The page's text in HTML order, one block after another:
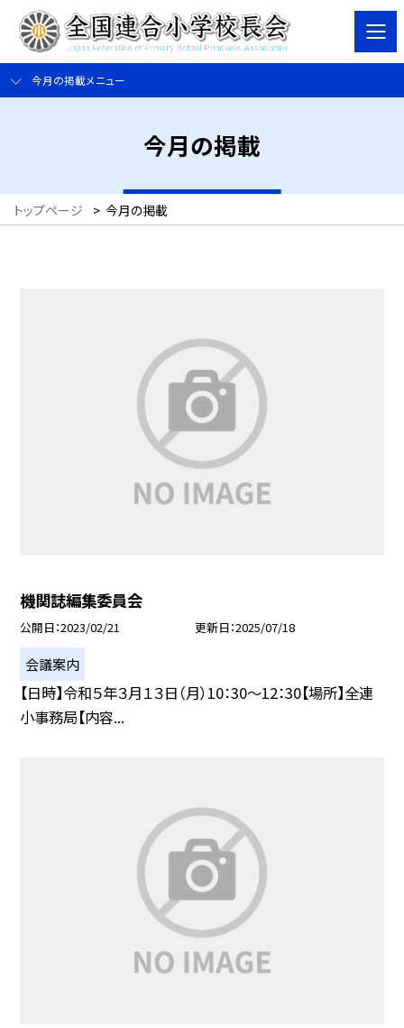
今月の掲載メニュー
今月の掲載
トップページ > 今月の掲載
機関誌編集委員会
公開日 2023/02/21 更新日 2025/07/18
会議案内
【日時】令和５年３月１３日（月）10：30〜12：30【場所】全連
小事務局【内容...